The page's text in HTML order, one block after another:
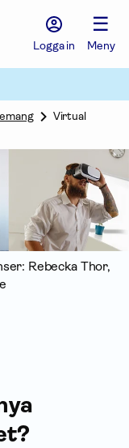
Logga in
☰
Meny
Virtual
Rebecka Thor,